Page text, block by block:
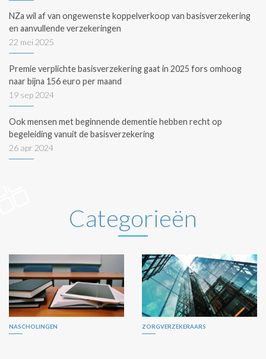
NZa wil af van ongewenste koppelverkoop van basisverzekering
en aanvullende verzekeringen
22 mei 2025
Premie verplichte basisverzekering gaat in 2025 fors omhoog
naar bijna 156 euro per maand
19 sep 2024
Ook mensen met beginnende dementie hebben recht op
begeleiding vanuit de basisverzekering
26 apr 2024
Categorieën
NASCHOLINGEN ZORGVERZEKERAARS